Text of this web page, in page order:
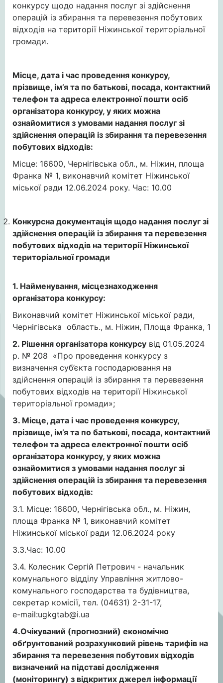
конкурсу щодо надання послуг зі здійснення
операцій із збирання та перевезення побутових
відходів на території Ніжинської територіальної
громади.
Місце, дата і час проведення конкурсу,
прізвище, ім’я та по батькові, посада, контактний
телефон та адреса електронної пошти осіб
організатора конкурсу, у яких можна
ознайомитися з умовами надання послуг зі
здійснення операцій із збирання та перевезення
побутових відходів:
Місце: 16600, Чернігівська обл., м. Ніжин, площа
Франка № 1, виконавчий комітет Ніжинської
міської ради 12.06.2024 року. Час: 10.00
Конкурсна документація щодо надання послуг зі
здійснення операцій із збирання та перевезення
побутових відходів на території Ніжинської
територіальної громади
1. Найменування, місцезнаходження
організатора конкурсу:
Виконавчий комітет Ніжинської міської ради,
Чернігівська область., м. Ніжин, Площа Франка, 1
2. Рішення організатора конкурсу від 01.05.2024
р. № 208 «Про проведення конкурсу з
визначення суб’єкта господарювання на
здійснення операцій із збирання та перевезення
побутових відходів на території Ніжинської
територіальної громади»;
3. Місце, дата і час проведення конкурсу,
прізвище, ім’я та по батькові, посада, контактний
телефон та адреса електронної пошти осіб
організатора конкурсу, у яких можна
ознайомитися з умовами надання послуг зі
здійснення операцій із збирання та перевезення
побутових відходів:
3.1. Місце: 16600, Чернігівська обл., м. Ніжин,
площа Франка № 1, виконавчий комітет
Ніжинської міської ради 12.06.2024 року
3.3.Час: 10.00
3.4. Колесник Сергій Петрович - начальник
комунального відділу Управління житлово-
комунального господарства та будівництва,
секретар комісії, тел. (04631) 2-31-17,
е-mail:ugkgtab@i.ua
4.Очікуваний (прогнозний) економічно
обґрунтований розрахунковий рівень тарифів на
збирання та перевезення побутових відходів
визначений на підставі дослідження
(моніторингу) з відкритих джерел інформації